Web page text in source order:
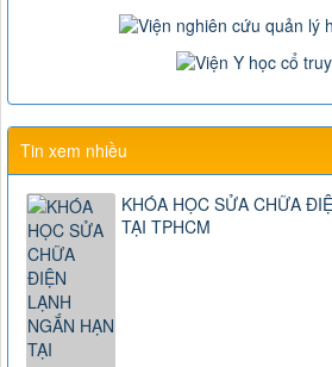
Tin xem nhiều
KHÓA HỌC SỬA CHỮA
TẠI TPHCM